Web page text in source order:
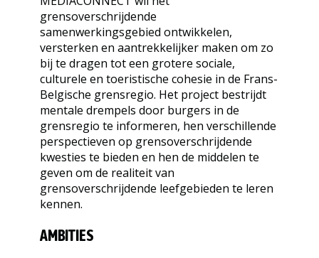
grensoverschrijdende
samenwerkingsgebied ontwikkelen,
versterken en aantrekkelijker maken om zo
bij te dragen tot een grotere sociale,
culturele en toeristische cohesie in de Frans-
Belgische grensregio. Het project bestrijdt
mentale drempels door burgers in de
grensregio te informeren, hen verschillende
perspectieven op grensoverschrijdende
kwesties te bieden en hen de middelen te
geven om de realiteit van
grensoverschrijdende leefgebieden te leren
kennen.
AMBITIES